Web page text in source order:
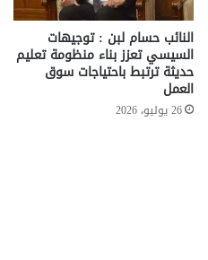
النائب حسام لبن : توجيهات
السيسي تعزز بناء منظومة تعليم
حديثة ترتبط باحتياجات سوق
العمل
26 يوليو، 2026